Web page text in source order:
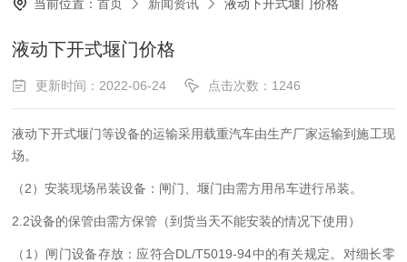
当前位置：首页 新闻资讯 液动下开式堰门价格
液动下开式堰门价格
更新时间：2022-06-24 点击次数：1246
液动下开式堰门等设备的运输采用载重汽车由生产厂家运输到施工现
场。
（2）安装现场吊装设备： 闸门、堰门由需方用吊车进行吊装。
2.2设备的保管由需方保管（到货当天不能安装的情况下使用）
（ 1） 闸门设备存放： 应符合DL/T5019-94中的有关规定。对细长零